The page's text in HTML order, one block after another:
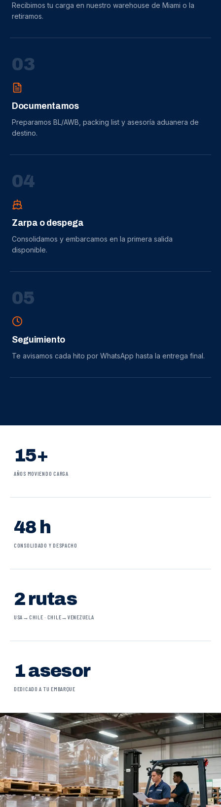
Recibimos tu carga en nuestro warehouse de Miami o la
retiramos.
03
Documentamos
Preparamos BL/AWB, packing list y asesoría aduanera de
destino.
04
Zarpa o despega
Consolidamos y embarcamos en la primera salida
disponible.
05
Seguimiento
Te avisamos cada hito por WhatsApp hasta la entrega final.
15+
AÑOS MOVIENDO CARGA
48 h
CONSOLIDADO Y DESPACHO
2 rutas
USA→CHILE · CHILE→VENEZUELA
1 asesor
DEDICADO A TU EMBARQUE